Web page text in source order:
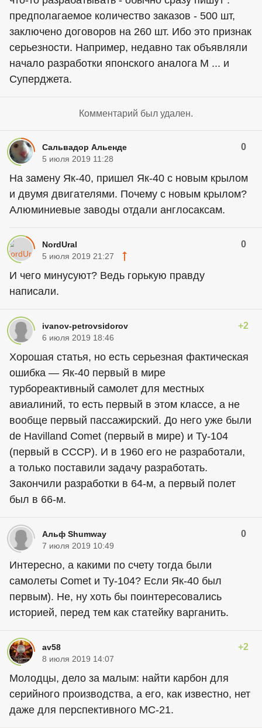
предполагаемое количество заказов - 500 шт,
заключено договоров на 260 шт. Ибо это признак
серьезности. Например, недавно так объявляли
начало разработки японского аналога М ... и
Суперджета.
Комментарий был удален.
Сальвадор Альенде 0
5 июля 2019 11:28
На замену Як-40, пришел Як-40 с новым крылом
и двумя двигателями. Почему с новым крылом?
Алюминиевые заводы отдали англосаксам.
NordUral 0
5 июля 2019 21:27
И чего минусуют? Ведь горькую правду
написали.
ivanov-petrovsidorov +2
6 июля 2019 18:46
Хорошая статья, но есть серьезная фактическая
ошибка — Як-40 первый в мире
турбореактивный самолет для местных
авиалиний, то есть первый в этом классе, а не
вообще первый пассажирский. До него уже были
de Havilland Comet (первый в мире) и Ту-104
(первый в СССР). И в 1960 его не разработали,
а только поставили задачу разработать.
Закончили разработки в 64-м, а первый полет
был в 66-м.
Альф Shumway 0
7 июля 2019 10:49
Интересно, а какими по счету тогда были
самолеты Comet и Ту-104? Если Як-40 был
первым). Не, ну хоть бы поинтересовались
историей, перед тем как статейку варганить.
av58 +2
8 июля 2019 14:07
Молодцы, дело за малым: найти карбон для
серийного производства, а его, как известно, нет
даже для перспективного МС-21.